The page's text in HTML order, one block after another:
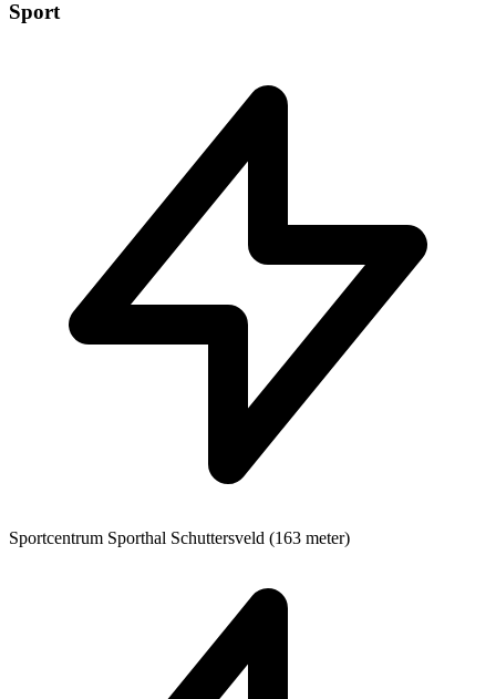
Sport
Sportcentrum Sporthal Schuttersveld (163 meter)